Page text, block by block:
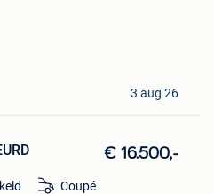
3 aug 26
€ 16.500,-
Coupé